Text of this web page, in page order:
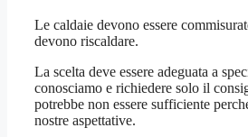
Le caldaie devono essere
devono riscaldare.
La scelta deve essere adeguata a
conosciamo e richiedere solo il
potrebbe non essere sufficiente
nostre aspettative.